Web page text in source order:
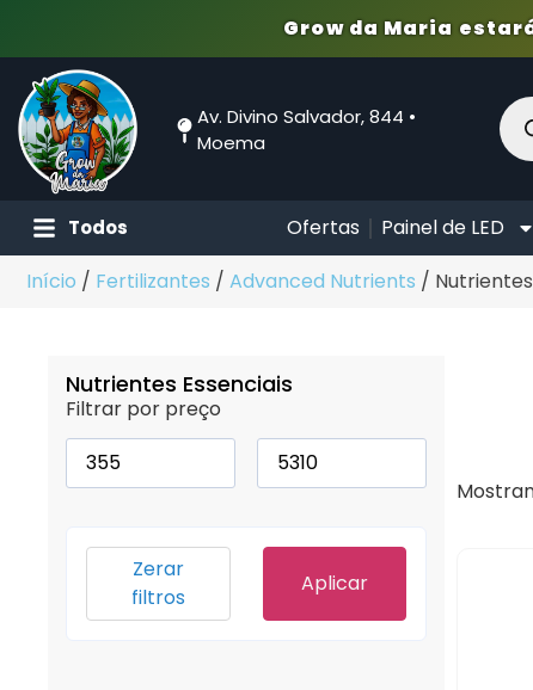
Grow da Maria estará
Av. Divino Salvador, 844 •
Moema
Todos Ofertas Painel de LED
Início / Fertilizantes / Advanced Nutrients /
Nutrientes Essenciais
Filtrar por preço
Aplicar
Zerar
filtros